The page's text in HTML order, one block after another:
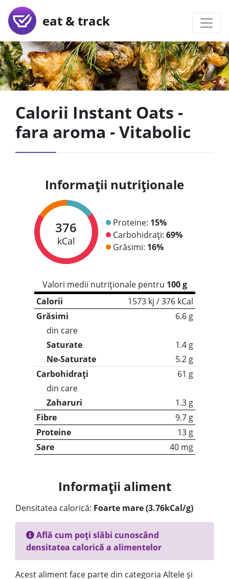
eat & track
Calorii Instant Oats -
fara aroma - Vitabolic
Informații nutriționale
376
kCal
Proteine: 15%
Carbohidrați: 69%
Grăsimi: 16%
Valori medii nutriționale pentru 100 g
Calorii
1573 kj / 376 kCal
Grăsimi
6.6 g
din care
Saturate
1.4 g
Ne-Saturate
5.2 g
Carbohidrați
61 g
din care
Zaharuri
1.3 g
Fibre
9.7 g
Proteine
13 g
Sare
40 mg
Informații aliment
Densitatea calorică: Foarte mare (3.76kCal/g)
Află cum poți slăbi cunoscând
densitatea calorică a alimentelor
Acest aliment face parte din categoria Altele și